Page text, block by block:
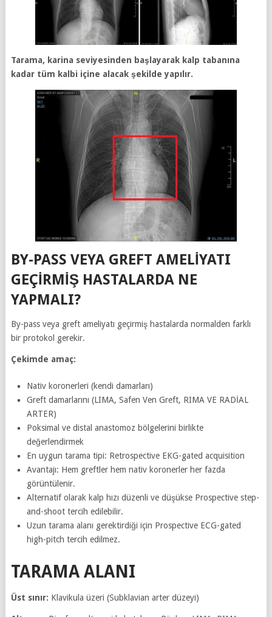
Tarama, karina seviyesinden başlayarak kalp tabanına
kadar tüm kalbi içine alacak şekilde yapılır.
BY-PASS VEYA GREFT AMELIYATI
GEÇIRMIŞ HASTALARDA NE
YAPMALI?
By-pass veya greft ameliyatı geçirmiş hastalarda normalden farklı
bir protokol gerekir.
Çekimde amaç:
Nativ koronerleri (kendi damarları)
Greft damarlarını (LIMA, Safen Ven Greft, RIMA VE RADİAL
ARTER)
Poksimal ve distal anastomoz bölgelerini birlikte
değerlendirmek
En uygun tarama tipi: Retrospective EKG-gated acquisition
Avantajı: Hem greftler hem nativ koronerler her fazda
görüntülenir.
Alternatif olarak kalp hızı düzenli ve düşükse Prospective step-
and-shoot tercih edilebilir.
Uzun tarama alanı gerektirdiği için Prospective ECG-gated
high-pitch tercih edilmez.
TARAMA ALANI
Üst sınır: Klavikula üzeri (Subklavian arter düzeyi)